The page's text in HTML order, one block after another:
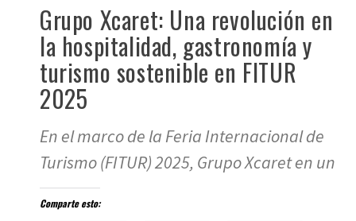
Grupo Xcaret: Una revolución en
la hospitalidad, gastronomía y
turismo sostenible en FITUR
2025
En el marco de la Feria Internacional de
Turismo (FITUR) 2025, Grupo Xcaret en un
Comparte esto: